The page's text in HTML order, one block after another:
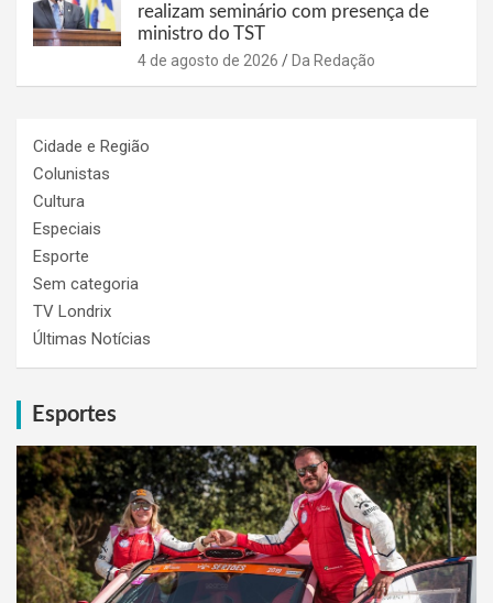
realizam seminário com presença de
ministro do TST
4 de agosto de 2026 Da Redação
Cidade e Região
Colunistas
Cultura
Especiais
Esporte
Sem categoria
TV Londrix
Últimas Notícias
Esportes